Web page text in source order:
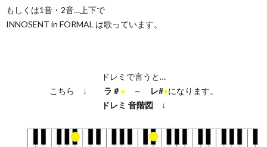
もしくは1音・2音…上下で
INNOSENT in FORMAL は歌っています。
ドレミで言うと…
こちら ↓ ラ＃●～ レ#●になります。
ドレミ 音階図 ↓